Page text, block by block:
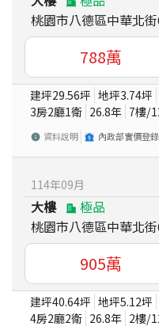
桃園市八德區中華北
788萬
建坪29.56坪 地坪3.74坪
3房2廳1衛 26.8年 7樓/
資料說明 內政部實價登錄
114年09月
大樓
極品
桃園市八德區中華北
905萬
建坪40.64坪 地坪5.12坪
4房2廳2衛 26.8年 2樓/